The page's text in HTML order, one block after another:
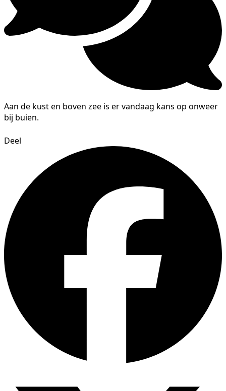
Aan de kust en boven zee is er vandaag kans op onweer
bij buien.
Deel